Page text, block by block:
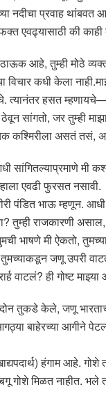
नदीचा प्रवाह थांबवत
एवढ्यासाठी की
आहे, तुम्ही मोठे
विचार कधी केला
त्यानंतर हसत
ठेवून सांगतो, जर तुम्ही
कश्मिरीला असतं तसं,
सांगितल्याप्रमाणे मी
एवढी फुरसत नसावी.
पंडित भाऊ म्हणून.
तुम्ही राजकारणी
मी ऐकतो, तुमच्या
तुमच्याकडून जणू उपरी
वाटलं? ही गोष्ट
तुकडे केले, जणू
बाहेरच्या आगीने
हंगाम आहे.
गोशे मिळत नाहीत.